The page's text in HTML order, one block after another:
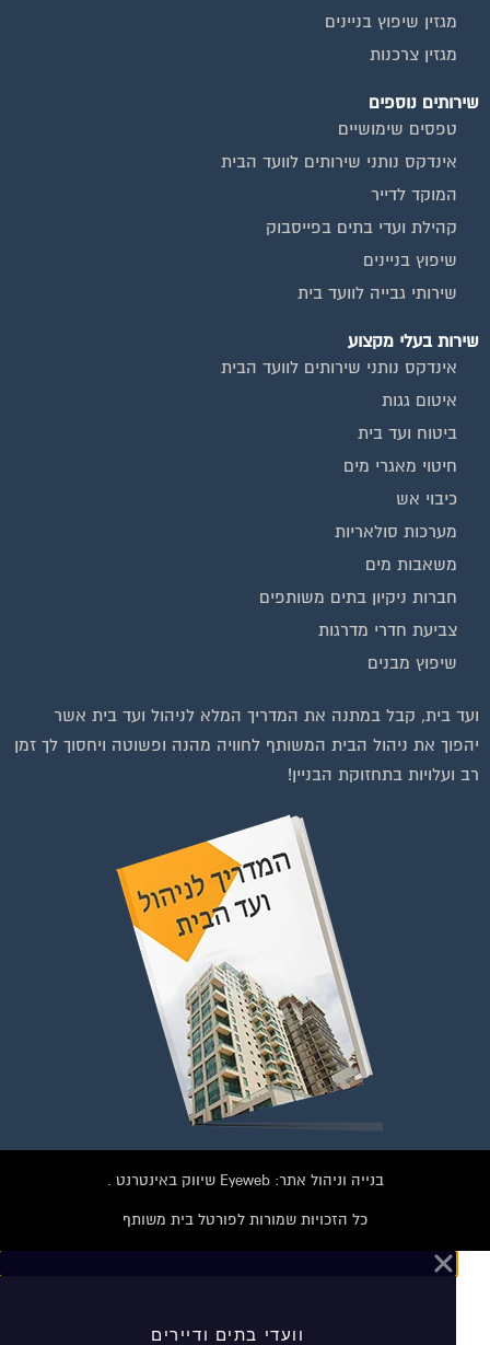
מגזין שיפוץ בניינים
מגזין צרכנות
שירותים נוספים
טפסים שימושיים
אינדקס נותני שירותים לוועד הבית
המוקד לדייר
קהילת ועדי בתים בפייסבוק
שיפוץ בניינים
שירותי גבייה לוועד בית
שירות בעלי מקצוע
אינדקס נותני שירותים לוועד הבית
איטום גגות
ביטוח ועד בית
חיטוי מאגרי מים
כיבוי אש
מערכות סולאריות
משאבות מים
חברות ניקיון בתים משותפים
צביעת חדרי מדרגות
שיפוץ מבנים
ועד בית, קבל במתנה את המדריך המלא לניהול ועד בית אשר
יהפוך את ניהול הבית המשותף לחוויה מהנה ופשוטה ויחסוך לך זמן
רב ועלויות בתחזוקת הבניין!
בנייה וניהול אתר: Eyeweb שיווק באינטרנט .
כל הזכויות שמורות לפורטל בית משותף
וועדי בתים ודיירים
הצטרפו עכשיו לקבוצת
הפייסבוק הגדולה בישראל
הנותנת מענה לבעיות
הדיור בבית המשותף!!!
להצטרפות לחצו על התמונה או על הכפתור ושלחו בקשת הצטרפות בדף
לחץ למעבר לקבוצה